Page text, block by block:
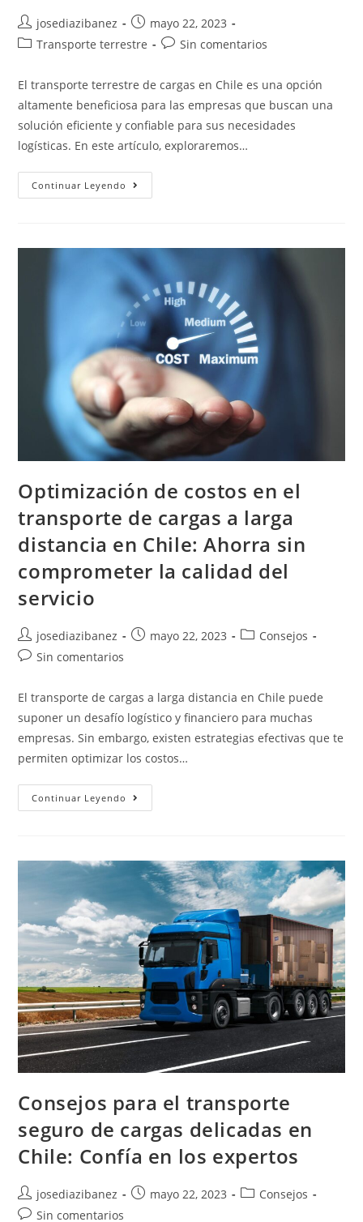
Autor
de
josediazibanez
Publicación
de
mayo 22, 2023
Categoría
la
entrada:
Transporte terrestre
Comentarios
entrada:
Sin comentarios
El transporte terrestre de cargas en Chile es una opción
altamente beneficiosa para las empresas que buscan una
solución eficiente y confiable para sus necesidades
logísticas. En este artículo, exploraremos…
Continuar Leyendo Ventajas
Del
En
Chile:
Por
Qué
Elegir
Esta
Opción
Optimización de costos en el
transporte de cargas a larga
distancia en Chile: Ahorra sin
comprometer la calidad del
servicio
Autor
de
josediazibanez
Publicación
mayo 22, 2023
Categoría
Consejos
Comentarios
la
entrada:
Sin comentarios
El transporte de cargas a larga distancia en Chile puede
suponer un desafío logístico y financiero para muchas
empresas. Sin embargo, existen estrategias efectivas que te
permiten optimizar los costos…
Continuar Leyendo Optimización
De
De
Cargas
Distancia
En
Chile:
Ahorra
Sin
Comprometer
La
Calidad
Del
Servicio
Consejos para el transporte
seguro de cargas delicadas en
Chile: Confía en los expertos
Autor
de
josediazibanez
Publicación
mayo 22, 2023
Categoría
Consejos
Comentarios
Sin comentarios